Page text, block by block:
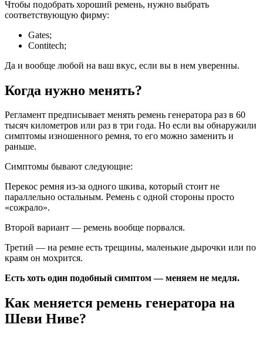
Чтобы подобрать хороший ремень, нужно выбрать
соответствующую фирму:
Gates;
Contitech;
Да и вообще любой на ваш вкус, если вы в нем уверенны.
Когда нужно менять?
Регламент предписывает менять ремень генератора раз в 60
тысяч километров или раз в три года. Но если вы обнаружили
симптомы изношенного ремня, то его можно заменить и
раньше.
Симптомы бывают следующие:
Перекос ремня из-за одного шкива, который стоит не
параллельно остальным. Ремень с одной стороны просто
«сожрало».
Второй вариант — ремень вообще порвался.
Третий — на ремне есть трещины, маленькие дырочки или по
краям он мохрится.
Есть хоть один подобный симптом — меняем не медля.
Как меняется ремень генератора на
Шеви Ниве?